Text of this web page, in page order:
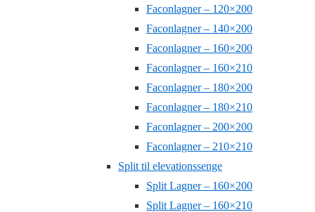
Faconlagner – 120×200
Faconlagner – 140×200
Faconlagner – 160×200
Faconlagner – 160×210
Faconlagner – 180×200
Faconlagner – 180×210
Faconlagner – 200×200
Faconlagner – 210×210
Split til elevationssenge
Split Lagner – 160×200
Split Lagner – 160×210